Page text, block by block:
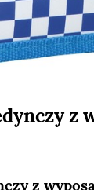
z
z